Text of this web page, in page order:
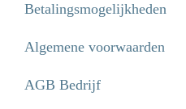
Betalingsmogelijkheden
Algemene voorwaarden
AGB Bedrijf